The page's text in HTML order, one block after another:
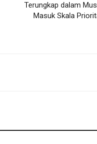
Terungkap dalam
Masuk Skala